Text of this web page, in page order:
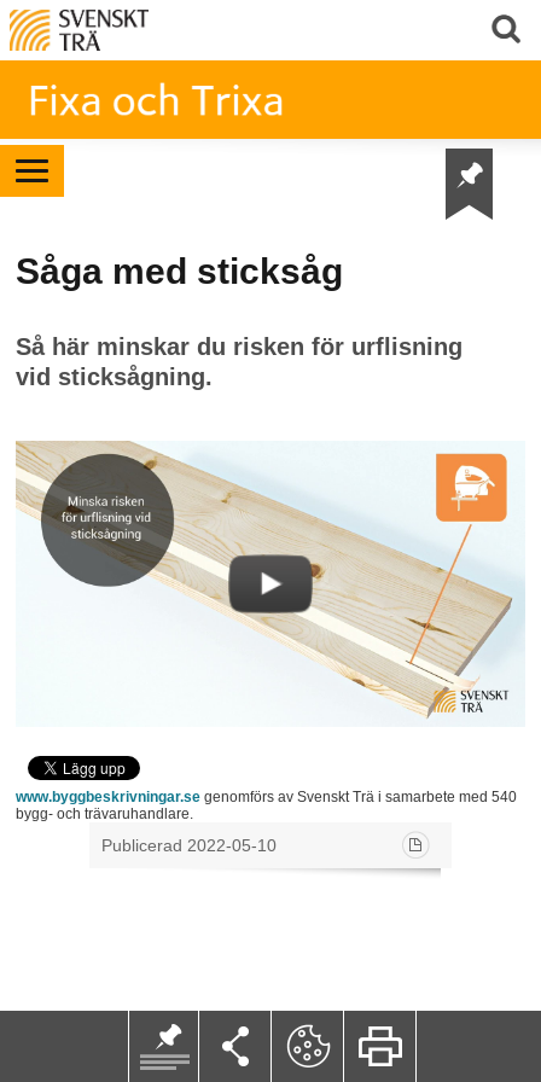
Såga med sticksåg
Så här minskar du risken för urflisning
vid sticksågning.
www.byggbeskrivningar.segenomförs av Svenskt Trä i samarbete med 540
bygg- och trävaruhandlare.
Publicerad 2022-05-10